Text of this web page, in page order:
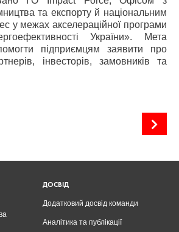
та експорту й національним
у межах акселераційної програми
України». Мета
підприємцям заявити про
інвесторів, замовників та
ДОСВІД
Додатковий досвід команди
Аналітика та публікації